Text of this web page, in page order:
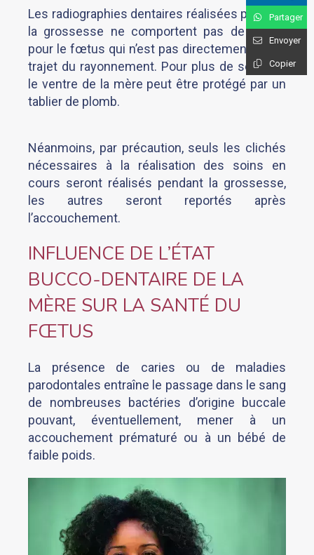
Les radiographies dentaires réalisées pendant
la grossesse ne comportent pas de risque
pour le fœtus qui n’est pas directement sur le
trajet du rayonnement. Pour plus de sécurité,
le ventre de la mère peut être protégé par un
tablier de plomb.
Néanmoins, par précaution, seuls les clichés
nécessaires à la réalisation des soins en
cours seront réalisés pendant la grossesse,
les autres seront reportés après
l’accouchement.
INFLUENCE DE L’ÉTAT
BUCCO-DENTAIRE DE LA
MÈRE SUR LA SANTÉ DU
FŒTUS
La présence de caries ou de maladies
parodontales entraîne le passage dans le sang
de nombreuses bactéries d’origine buccale
pouvant, éventuellement, mener à un
accouchement prématuré ou à un bébé de
faible poids.
Partager
Envoyer
Copier